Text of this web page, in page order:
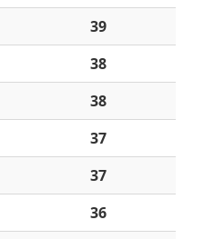
39
38
38
37
37
36